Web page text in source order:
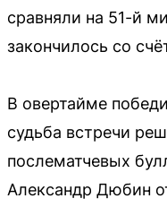
сравняли на 51-й
закончилось со
В овертайме
судьба встречи
послематчевых
Александр Дюбин